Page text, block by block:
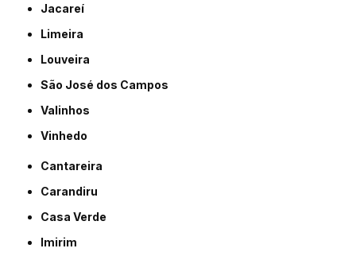
Jacareí
Limeira
Louveira
São José dos Campos
Valinhos
Vinhedo
Cantareira
Carandiru
Casa Verde
Imirim